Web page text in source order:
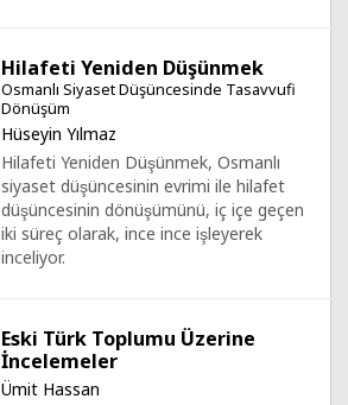
Hilafeti Yeniden Düşünmek
Osmanlı Siyaset Düşüncesinde Tasavvufi
Dönüşüm
Hüseyin Yılmaz
Hilafeti Yeniden Düşünmek, Osmanlı
siyaset düşüncesinin evrimi ile hilafet
düşüncesinin dönüşümünü, iç içe geçen
iki süreç olarak, ince ince işleyerek
inceliyor.
Eski Türk Toplumu Üzerine
İncelemeler
Ümit Hassan